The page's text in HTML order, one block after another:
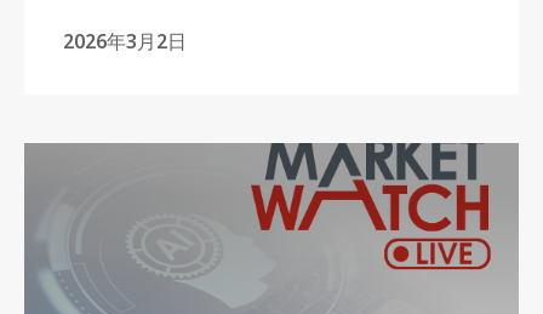
2026年3月2日